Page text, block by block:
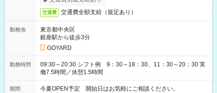
交通費 交通費全額支給（規定あり）
勤務地
東京都中央区
銀座駅から徒歩3分
GOYARD
勤務時間
09:30～20:30 シフト例 9：30～18：30、11：30～20：30 実
働7.5時間／休憩1.5時間
期間 今夏OPEN予定 開始日はお気軽にご相談ください。